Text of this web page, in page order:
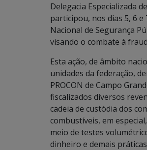
Delegacia Especializada
participou, nos dias 5, 6 e
Nacional de Segurança
visando o combate à
Esta ação, de âmbito
unidades da federação,
PROCON de Campo
fiscalizados diversos
cadeia de custódia dos
combustíveis, em
meio de testes
dinheiro e demais